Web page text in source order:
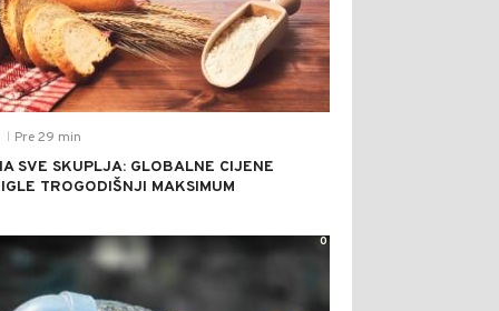
Pre 29 min
SVE SKUPLJA: GLOBALNE CIJENE
TROGODIŠNJI MAKSIMUM
0